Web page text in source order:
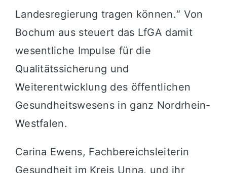
Landesregierung tragen können.“ Von
Bochum aus steuert das LfGA damit
wesentliche Impulse für die
Qualitätssicherung und
Weiterentwicklung des öffentlichen
Gesundheitswesens in ganz Nordrhein-
Westfalen.
Carina Ewens, Fachbereichsleiterin
Gesundheit im Kreis Unna, und ihr